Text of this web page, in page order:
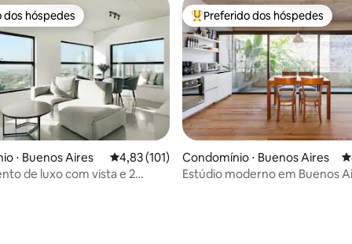
de 5, 111 avaliações
dos hóspedes
dos hóspedes
⋅ Buenos Aires 4,83 de uma avaliação média de 5, 101
4,83 (101)
de luxo com vista e 2
Entre os melhores preferidos
Preferido dos hóspedes
Condomínio ⋅ Buenos Aires
Estúdio moderno em Buenos